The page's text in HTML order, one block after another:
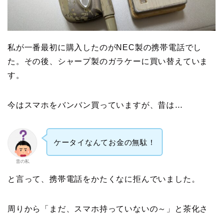
私が一番最初に購入したのがNEC製の携帯電話でし
た。その後、シャープ製のガラケーに買い替えていま
す。
今はスマホをバンバン買っていますが、昔は…
昔の私
ケータイなんてお金の無駄！
と言って、携帯電話をかたくなに拒んでいました。
周りから「まだ、スマホ持っていないの～」と茶化さ